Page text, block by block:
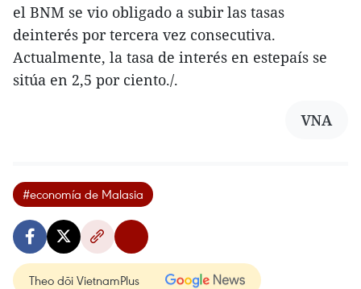
el BNM se vio obligado a subir las tasas
deinterés por tercera vez consecutiva.
Actualmente, la tasa de interés en estepaís se
sitúa en 2,5 por ciento./.
VNA
#economía de Malasia
Theo dõi VietnamPlus